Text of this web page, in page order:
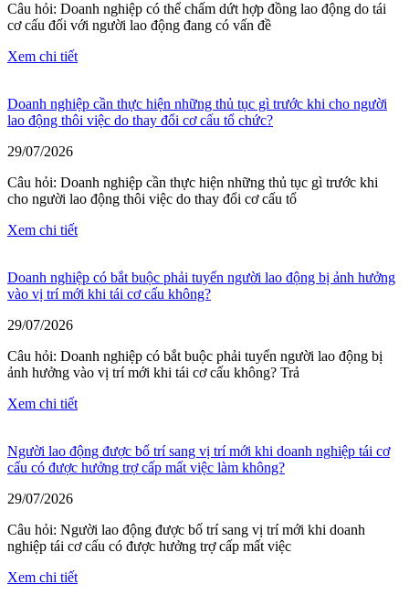
Câu hỏi: Doanh nghiệp có thể chấm dứt hợp đồng lao động do tái
cơ cấu đối với người lao động đang có vấn đề
Xem chi tiết
Doanh nghiệp cần thực hiện những thủ tục gì trước khi cho người
lao động thôi việc do thay đổi cơ cấu tổ chức?
29/07/2026
Câu hỏi: Doanh nghiệp cần thực hiện những thủ tục gì trước khi
cho người lao động thôi việc do thay đổi cơ cấu tổ
Xem chi tiết
Doanh nghiệp có bắt buộc phải tuyển người lao động bị ảnh hưởng
vào vị trí mới khi tái cơ cấu không?
29/07/2026
Câu hỏi: Doanh nghiệp có bắt buộc phải tuyển người lao động bị
ảnh hưởng vào vị trí mới khi tái cơ cấu không? Trả
Xem chi tiết
Người lao động được bố trí sang vị trí mới khi doanh nghiệp tái cơ
cấu có được hưởng trợ cấp mất việc làm không?
29/07/2026
Câu hỏi: Người lao động được bố trí sang vị trí mới khi doanh
nghiệp tái cơ cấu có được hưởng trợ cấp mất việc
Xem chi tiết